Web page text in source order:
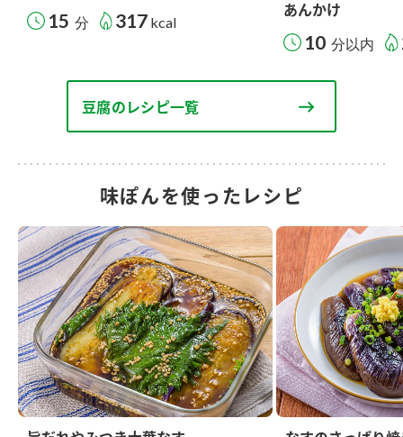
15 分 317 kcal
あんかけ
10 分以内
豆腐のレシピ一覧
味ぽんを使ったレシピ